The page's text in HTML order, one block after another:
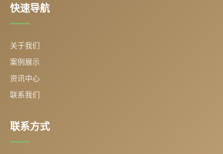
快速导航
关于我们
案例展示
资讯中心
联系我们
联系方式